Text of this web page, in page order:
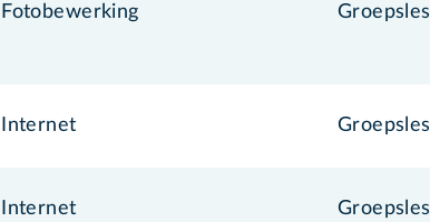
Fotobewerking Groepsles
Internet Groepsles
Internet Groepsles